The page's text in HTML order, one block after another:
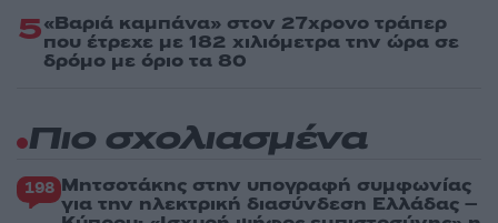
5«Βαριά καμπάνα» στον 27χρονο τράπερ
που έτρεχε με 182 χιλιόμετρα την ώρα σε
δρόμο με όριο τα 80
Πιο σχολιασμένα
198 Μητσοτάκης στην υπογραφή συμφωνίας
για την ηλεκτρική διασύνδεση Ελλάδας –